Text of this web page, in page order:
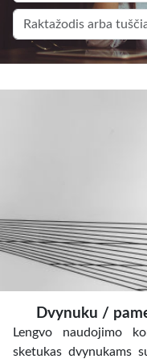
Dvynuku /
Lengvo naudojimo
sketukas dvynukams